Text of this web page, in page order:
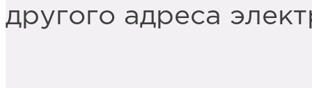
другого адреса